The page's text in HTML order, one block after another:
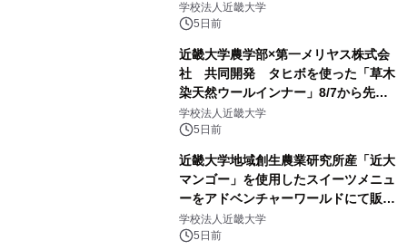
学校法人近畿大学
5日前
近畿大学農学部×第一メリヤス株式会
社 共同開発 タヒボを使った「草木
染天然ウールインナー」8/7から先行
販売
学校法人近畿大学
5日前
近畿大学地域創生農業研究所産「近大
マンゴー」を使用したスイーツメニュ
ーをアドベンチャーワールドにて販売
します パークでしか味わえない期間
限定スイーツを楽しんで♪
学校法人近畿大学
5日前